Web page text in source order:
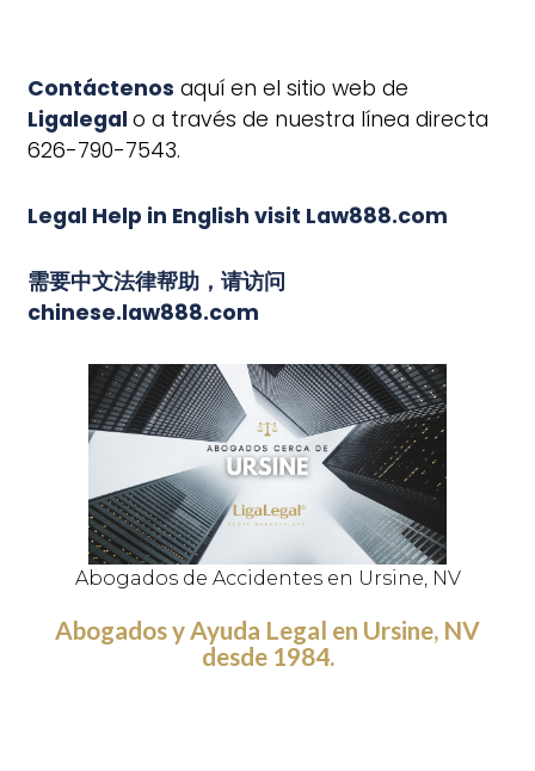
Contáctenos aquí en el sitio web de
Ligalegal o a través de nuestra línea directa
626-790-7543.
Legal Help in English visit Law888.com
需要中文法律帮助，请访问
chinese.law888.com
Abogados de Accidentes en Ursine, NV
Abogados y Ayuda Legal en Ursine, NV
desde 1984.